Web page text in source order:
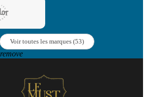
Voir toutes les marques (53)
remove